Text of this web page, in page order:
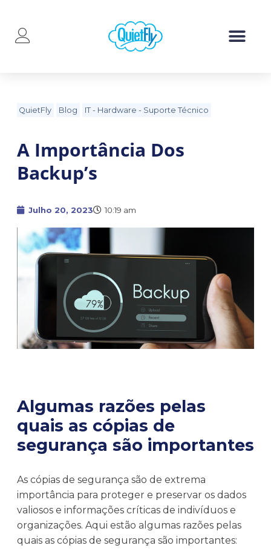
QuietFly Blog IT- Hardware - Suporte Técnico
A Importância Dos
Backup’s
Julho 20, 2023 10:19 am
Algumas razões pelas
quais as cópias de
segurança são importantes
As cópias de segurança são de extrema
importância para proteger e preservar os dados
valiosos e informações críticas de indivíduos e
organizações. Aqui estão algumas razões pelas
quais as cópias de segurança são importantes: